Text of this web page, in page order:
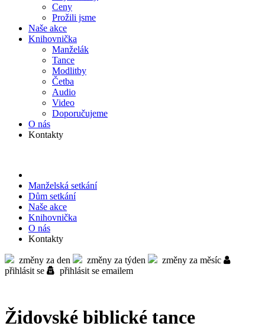
Ceny
Prožili jsme
Naše akce
Knihov­nička
Manželák
Tance
Modlitby
Četba
Audio
Video
Doporu­čujeme
O nás
Kontakty
Manželská setkání
Dům setkání
Naše akce
Knihov­nička
O nás
Kontakty
změny za den změny za týden
změny za měsíc
přihlásit se
přihlásit se emailem
Židovské biblické tance